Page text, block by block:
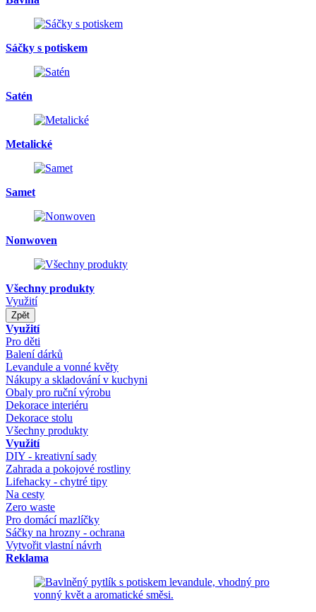
Sáčky s potiskem
Satén
Metalické
Samet
Nonwoven
Všechny produkty
Využití
Zpět
Využití
Pro děti
Balení dárků
Levandule a vonné květy
Nákupy a skladování v kuchyni
Obaly pro ruční výrobu
Dekorace interiéru
Dekorace stolu
Všechny produkty
Využití
DIY - kreativní sady
Zahrada a pokojové rostliny
Lifehacky - chytré tipy
Na cesty
Zero waste
Pro domácí mazlíčky
Sáčky na hrozny - ochrana
Vytvořit vlastní návrh
Reklama